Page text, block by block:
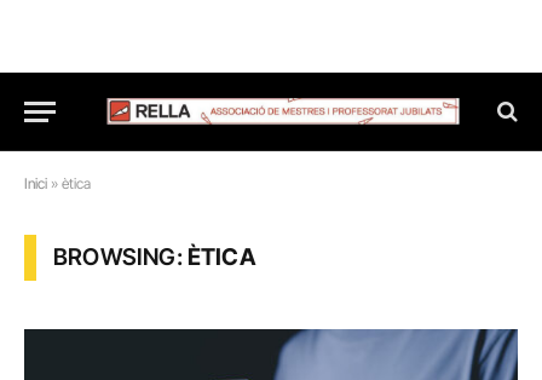
Inici » ètica
BROWSING:ÈTICA